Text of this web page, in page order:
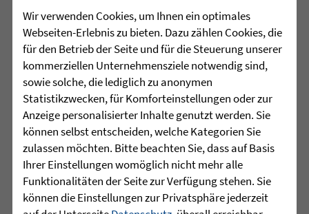
die Schülerinnen und Schüler im
Rahmen einer Projektwoche intensiv
mit den Themen Müllvermeidung, ...
mehr lesen
29.07.2026 |• HÖR-SPRACHZENTRUM
Mutmurmeln und
Rechenmäuse - auf geht´s in
Wir verwenden Cookies, um Ihnen ein optimales
Webseiten-Erlebnis zu bieten. Dazu zählen Cookies, die
für den Betrieb der Seite und für die Steuerung unserer
kommerziellen Unternehmensziele notwendig sind,
sowie solche, die lediglich zu anonymen
Statistikzwecken, für Komforteinstellungen oder zur
Anzeige personalisierter Inhalte genutzt werden. Sie
können selbst entscheiden, welche Kategorien Sie
zulassen möchten. Bitte beachten Sie, dass auf Basis
Ihrer Einstellungen womöglich nicht mehr alle
Funktionalitäten der Seite zur Verfügung stehen. Sie
können die Einstellungen zur Privatsphäre jederzeit